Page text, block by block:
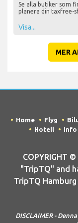
Se alla butiker som
planera din taxfree-
Visa...
MER
Home Flyg
Hotell
Info
COPYRIGHT
"TripTQ" and
TripTQ
DISCLAIMER -